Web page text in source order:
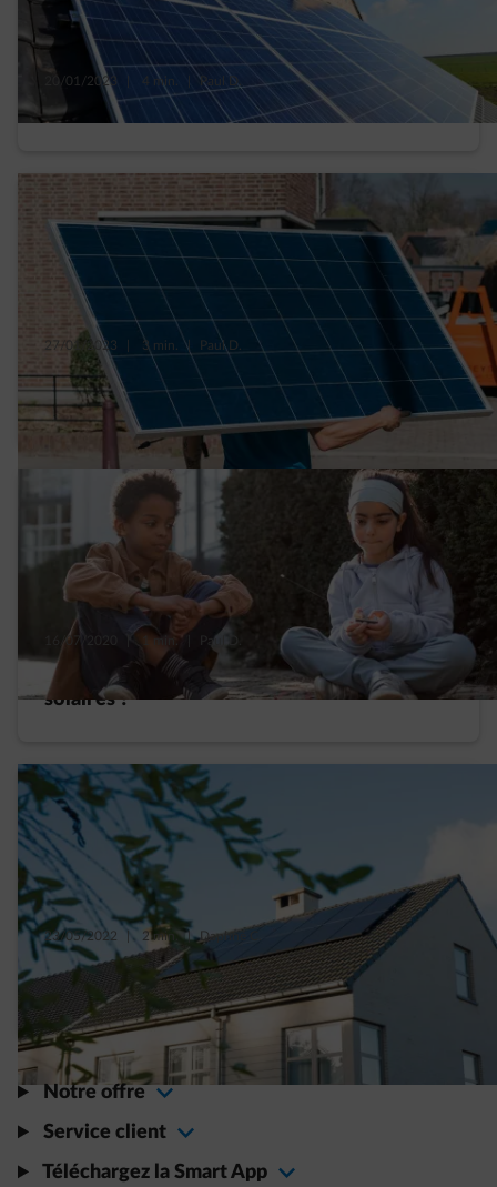
20/01/2023 4 min. Paul D.
Quel type de panneaux solaires choisir ?
27/01/2023 3 min. | Paul D.
4 avantages à installer des panneaux
solaires
16/07/2020 Paul D.
Quelle sera la rentabilité de vos panneaux
solaires ?
23/05/2022 2 min. | Daphné C.
Le guide ultime pour tout savoir sur les
panneaux solaires
Notre offre
Service client
Téléchargez la Smart App